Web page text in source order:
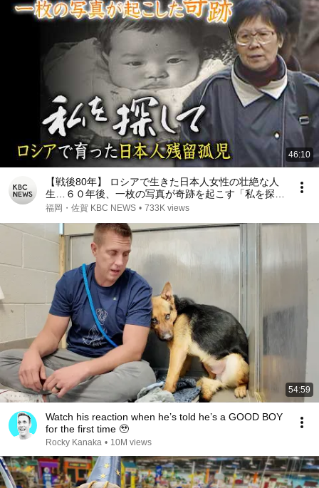
46:10
【戦後80年】 ロシアで生きた日本人女性の壮絶な人
生…６０年後、一枚の写真が奇跡を起こす「私を探し
て〜ロシアで育った日本人残留孤児〜」（２００５年
福岡・佐賀 KBC NEWS • 733K views
54:59
Watch his reaction when he’s told he’s a GOOD BOY
for the first time 🥹
Rocky Kanaka • 10M views